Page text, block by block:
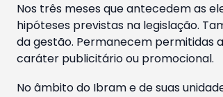
Nos três meses que antecedem as
hipóteses previstas na legislação.
da gestão. Permanecem permitidas
caráter publicitário ou promocional.
No âmbito do Ibram e de suas